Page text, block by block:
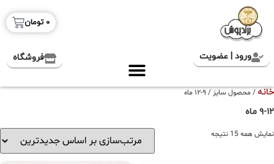
0 تومان
ورود | عضویت فروشگاه
خانه / محصول سایز / ۹-۱۲ ماه
۹-۱۲ ماه
نمایش همه 15 نتیجه